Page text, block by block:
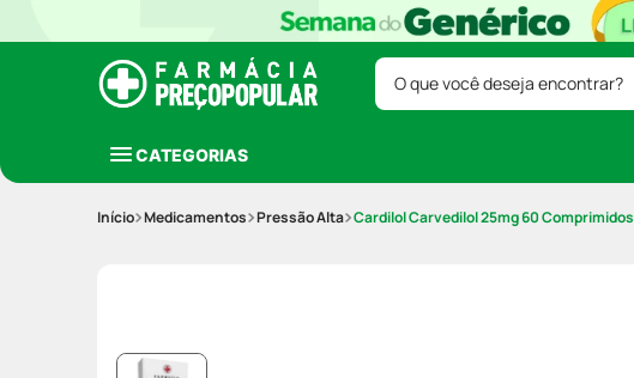
O que você deseja encontrar?
CATEGORIAS
Medicamentos Pressão Alta Cardilol Carvedilol 25mg 60 Comprimidos